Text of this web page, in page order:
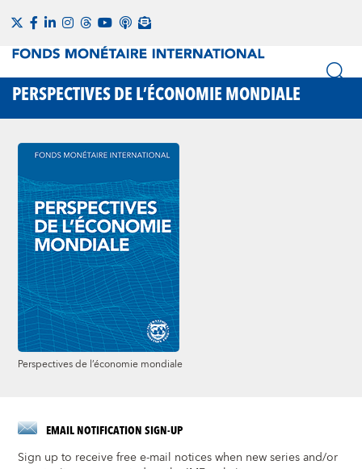
PERSPECTIVES DE L’ÉCONOMIE MONDIALE
Perspectives de l’économie mondiale
EMAIL NOTIFICATION SIGN-UP
Sign up to receive free e-mail notices when new series and/or